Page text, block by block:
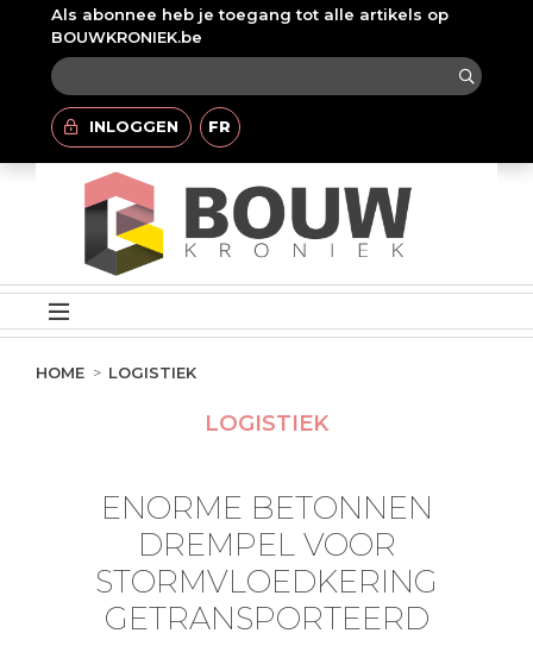
Als abonnee heb je toegang tot alle artikels op
BOUWKRONIEK.be
INLOGGEN FR
HOME LOGISTIEK
LOGISTIEK
ENORME BETONNEN
DREMPEL VOOR
STORMVLOEDKERING
GETRANSPORTEERD